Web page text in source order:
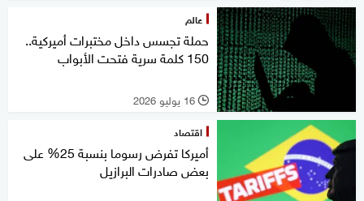
عالم
حملة تجسس داخل مختبرات أميركية..
150 كلمة سرية فتحت الأبواب
l 16 يوليو 2026
اقتصاد
أميركا تفرض رسوما بنسبة 25% على
بعض صادرات البرازيل